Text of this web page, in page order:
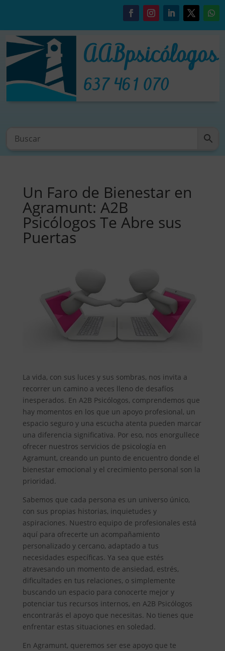
Un Faro de Bienestar en
Agramunt: A2B
Psicólogos Te Abre sus
Puertas
La vida, con sus luces y sus sombras, nos invita a
recorrer un camino a veces lleno de desafíos
inesperados. En A2B Psicólogos, comprendemos que
hay momentos en los que un apoyo profesional, un
espacio seguro y una escucha atenta pueden marcar
una diferencia significativa. Por eso, nos enorgullece
ofrecer nuestros servicios de psicología en
Agramunt, creando un punto de encuentro donde el
bienestar emocional y el crecimiento personal son la
prioridad.
Sabemos que cada persona es un universo único,
con sus propias historias, inquietudes y
aspiraciones. Nuestro equipo de profesionales está
aquí para ofrecerte un acompañamiento
personalizado y cercano, adaptado a tus
necesidades específicas. Ya sea que estés
atravesando un momento de ansiedad, estrés,
dificultades en tus relaciones, o simplemente
buscando un espacio para conocerte mejor y
potenciar tus recursos internos, en A2B Psicólogos
encontrarás el apoyo que necesitas. No tienes que
enfrentar estas situaciones en soledad.
En Agramunt, queremos ser ese apoyo que te